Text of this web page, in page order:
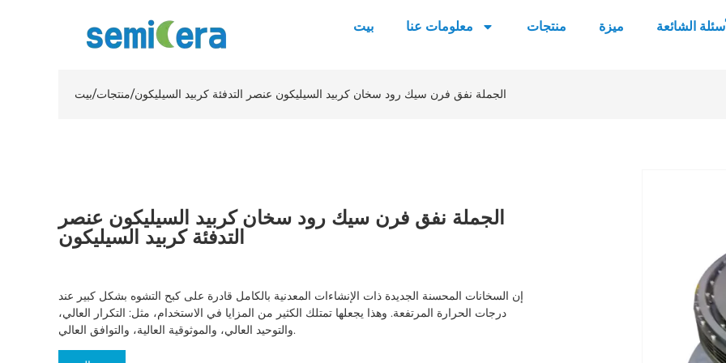
بيت معلومات عنا منتجات ميزة الشائعة
بيت/منتجات/الجملة نفق فرن سيك رود سخان كربيد السيليكون عنصر التدفئة كربيد السيليكون
الجملة نفق فرن سيك رود سخان كربيد السيليكون عنصر
التدفئة كربيد السيليكون
إن السخانات المحسنة الجديدة ذات الإنشاءات المعدنية بالكامل قادرة على كبح التشوه بشكل كبير عند
درجات الحرارة المرتفعة. وهذا يجعلها تمتلك الكثير من المزايا في الاستخدام، مثل: التكرار العالي،
والتوحيد العالي، والموثوقية العالية، والتوافق العالي.